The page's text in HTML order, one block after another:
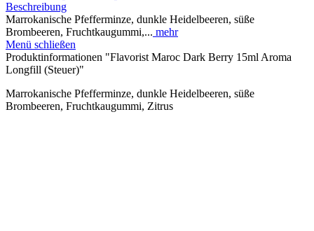
Beschreibung
Marrokanische Pfefferminze, dunkle Heidelbeeren, süße
Brombeeren, Fruchtkaugummi,... mehr
Menü schließen
Produktinformationen "Flavorist Maroc Dark Berry 15ml Aroma
Longfill (Steuer)"
Marrokanische Pfefferminze, dunkle Heidelbeeren, süße
Brombeeren, Fruchtkaugummi, Zitrus